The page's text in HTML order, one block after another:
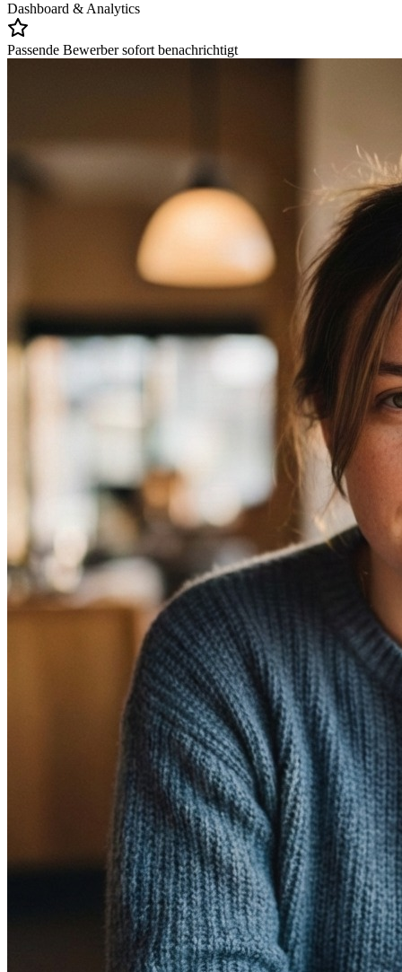
Dashboard & Analytics
Passende Bewerber sofort benachrichtigt